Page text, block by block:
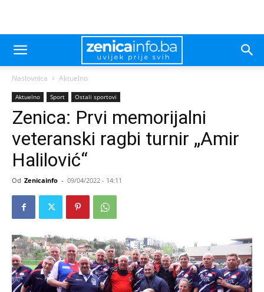
Naslovnica Aktuelno
Aktuelno Sport Ostali sportovi
Zenica: Prvi memorijalni
veteranski ragbi turnir „Amir
Halilović“
Od Zenicainfo - 09/04/2022 - 14:11